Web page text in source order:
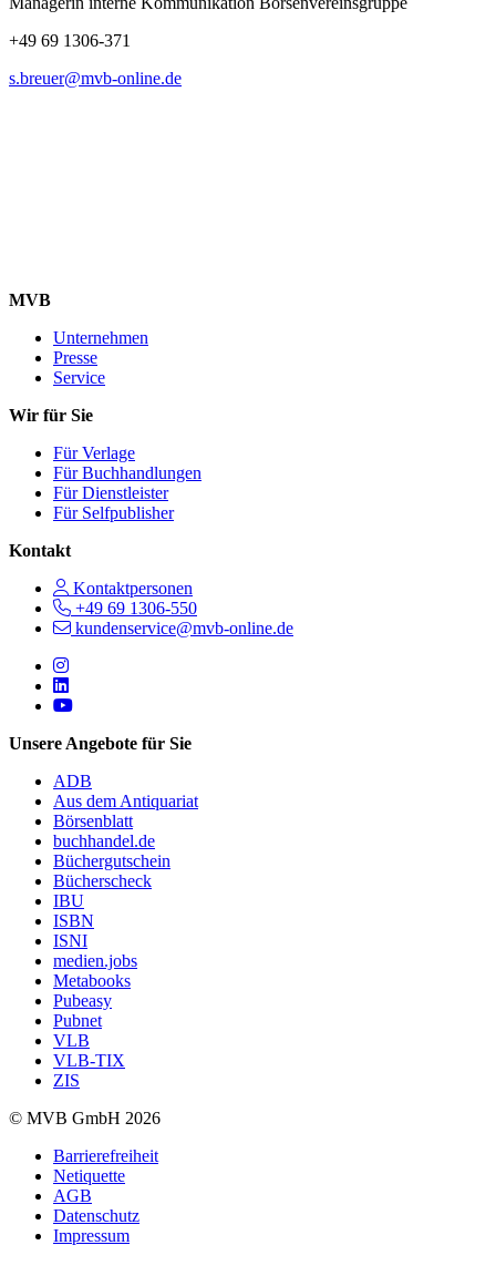
+49 69 1306-371
s.breuer@mvb-online.de
MVB
Unternehmen
Presse
Service
Wir für Sie
Für Verlage
Für Buchhandlungen
Für Dienstleister
Für Selfpublisher
Kontakt
Kontaktpersonen
+49 69 1306-550
kundenservice@mvb-online.de
Follow us on https://www.instagram.com/lifeatmvb/
Follow us on https://www.linkedin.com/company/mvbbooks
Follow us on https://www.youtube.com/@mvbbooks
Unsere Angebote für Sie
ADB
Aus dem Antiquariat
Börsenblatt
buchhandel.de
Büchergutschein
Bücherscheck
IBU
ISBN
ISNI
medien.jobs
Metabooks
Pubeasy
Pubnet
VLB
VLB-TIX
ZIS
© MVB GmbH 2026
Barrierefreiheit
Netiquette
AGB
Datenschutz
Impressum